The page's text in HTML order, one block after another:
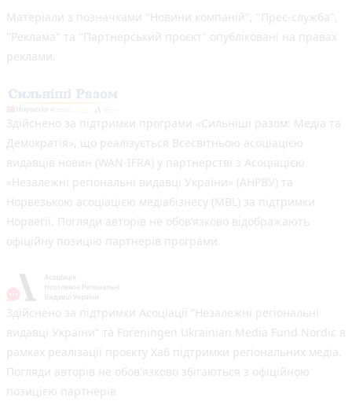
Матеріали з позначками "Новини компаній", "Прес-служба",
"Реклама" та "Партнерський проєкт" опубліковані на правах
реклами.
Здійснено за підтримки програми «Сильніші разом: Медіа та
Демократія», що реалізується Всесвітньою асоціацією
видавців новин (WAN-IFRA) у партнерстві з Асоціацією
«Незалежні регіональні видавці України» (АНРВУ) та
Норвезькою асоціацією медіабізнесу (MBL) за підтримки
Норвегії. Погляди авторів не обов’язково відображають
офіційну позицію партнерів програми.
Здійснено за підтримки Асоціації “Незалежні регіональні
видавці України” та Foreningen Ukrainian Media Fund Nordic в
рамках реалізації проєкту Хаб підтримки регіональних медіа.
Погляди авторів не обов'язково збігаються з офіційною
позицією партнерів